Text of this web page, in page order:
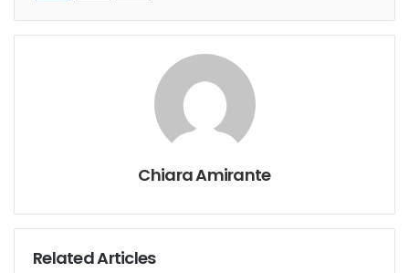
Chiara Amirante
Related Articles